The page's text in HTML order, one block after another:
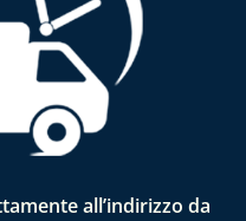
all’indirizzo da